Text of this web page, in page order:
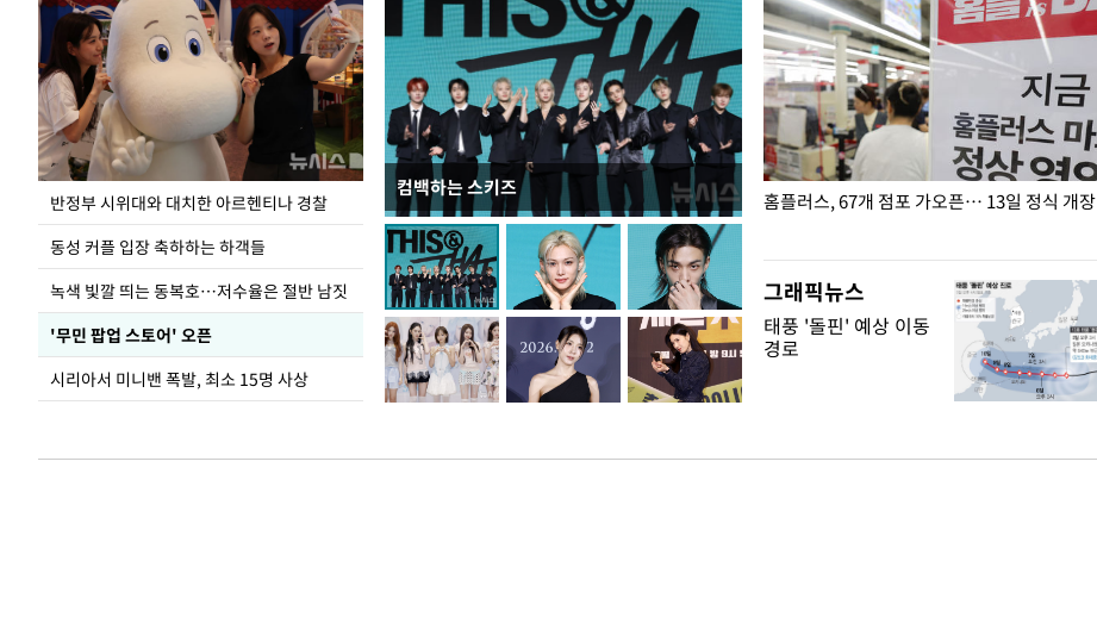
반정부 시위대와 대치한 아르헨티나 경찰
동성 커플 입장 축하하는 하객들
녹색 빛깔 띄는 동복호…저수율은 절반 남짓
'무민 팝업 스토어' 오픈
시리아서 미니밴 폭발, 최소 15명 사상
컴백하는 스키즈
정동영, 北 '조선' 호명 관련 "공론화·국민여론 성
숙 후에 하겠다는 말 빠져"
홈플러스, 67개 점포 가오픈… 13일 정식 개장
그래픽뉴스
태풍 '돌핀' 예상 이동
경로